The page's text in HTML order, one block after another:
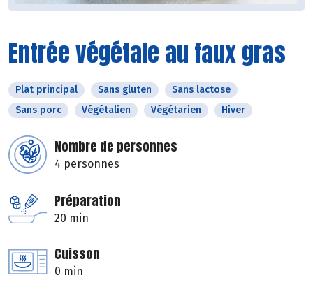
Entrée végétale au faux gras
Plat principal Sans gluten
Sans lactose
Sans porc
Végétalien Végétarien Hiver
Nombre de personnes
4 personnes
Préparation
20 min
Cuisson
0 min